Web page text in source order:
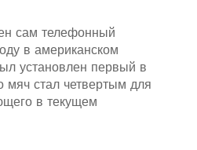
сам телефонный
в американском
установлен первый в
стал четвертым для
в текущем